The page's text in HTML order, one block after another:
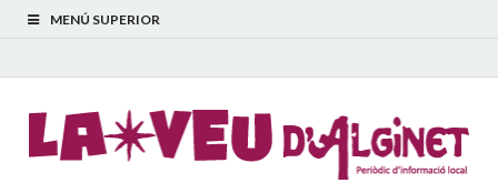
MENÚ SUPERIOR